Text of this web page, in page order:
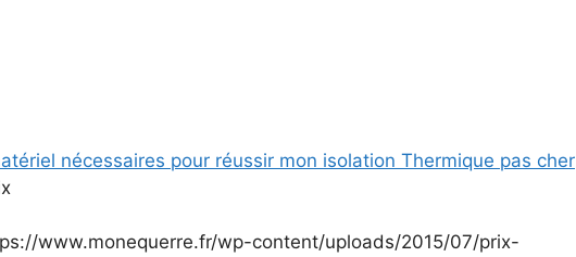
nécessaires pour réussir mon isolation Thermique pas cher
www.monequerre.fr/wp-content/uploads/2015/07/prix-